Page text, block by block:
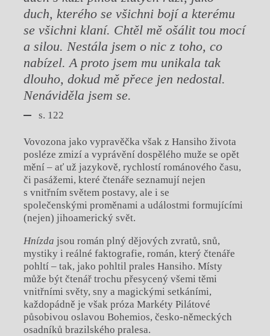
duch, kterého se všichni bojí a kterému
se všichni klaní. Chtěl mě ošálit tou mocí
a silou. Nestála jsem o nic z toho, co
nabízel. A proto jsem mu unikala tak
dlouho, dokud mě přece jen nedostal.
Nenáviděla jsem se.
s. 122
Vovozona jako vypravěčka však z Hansiho života
posléze zmizí a vyprávění dospělého muže se opět
mění – ať už jazykově, rychlostí románového času,
či pasážemi, které čtenáře seznamují nejen
s vnitřním světem postavy, ale i se
společenskými proměnami a událostmi formujícími
(nejen) jihoamerický svět.
Hnízda jsou román plný dějových zvratů, snů,
mystiky i reálné faktografie, román, který čtenáře
pohltí – tak, jako pohltil prales Hansiho. Místy
může být čtenář trochu přesycený všemi těmi
vnitřními světy, sny a magickými setkáními,
každopádně je však próza Markéty Pilátové
působivou oslavou Bohemios, česko-německých
osadníků brazilského pralesa.